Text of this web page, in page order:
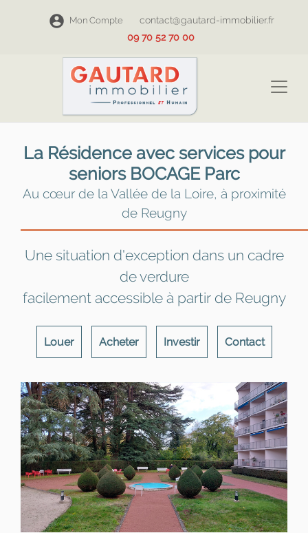
Mon Compte
contact@gautard-immobilier.fr
09 70 52 70 00
La Résidence avec services pour
seniors BOCAGE Parc
Au cœur de la Vallée de la Loire, à proximité
de Reugny
Une situation d'exception dans un cadre
de verdure
facilement accessible à partir de Reugny
Louer Acheter Investir Contact